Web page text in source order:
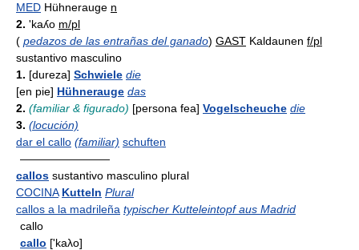
MED Hühnerauge n
2. 'kaʎo m/pl
( pedazos de las entrañas del ganado) GAST Kaldaunen f/pl
sustantivo masculino
1. [dureza] Schwiele die
[en pie] Hühnerauge das
2. (familiar & figurado) [persona fea] Vogelscheuche die
3. (locución)
dar el callo (familiar) schuften
————————
callos sustantivo masculino plural
COCINA Kutteln Plural
callos a la madrileña typischer Kutteleintopf aus Madrid
callo
callo ['kaλo]